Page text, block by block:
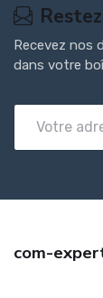
Recevez nos
dans votre
com-